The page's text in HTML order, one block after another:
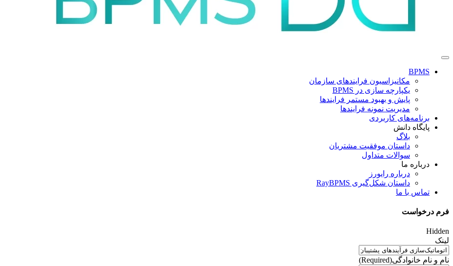
BPMS
مکانیزاسیون فرایندهای سازمان
یکپارچه‌ سازی در BPMS
پایش و بهبود مستمر فرایندها
مدیریت نمونه فرایندها
برنامه‌های کاربردی
پایگاه دانش
بلاگ
داستان موفقیت مشتریان
سوالات متداول
درباره ما
درباره رایورز
داستان شکل‌گیری RayBPMS
تماس با ما
فرم درخواست
Hidden
لینک
نام و نام خانوادگی(Required)